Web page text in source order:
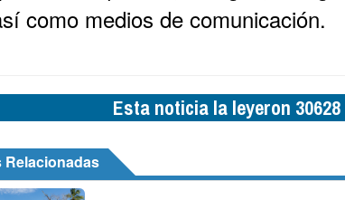
como medios de comunicación.
Esta noticia la leyeron
Relacionadas